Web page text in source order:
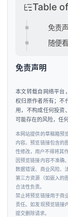
出
行
业
资
讯
Table
免责
随便
免责声明
本文转载自网络平台
权归原作者所有；不
用，不构成任何投资
可能存在的风险，任
本网站提供的草稿箱预
内容。预览链接包含的
性修改，用户不得将其
因预览链接内容不准确
数据错误、商业风险、
第三方资源（如嵌入的
合法性负责。
禁止将预览链接用于商
责任。如发现预览链接
提交删除请求。